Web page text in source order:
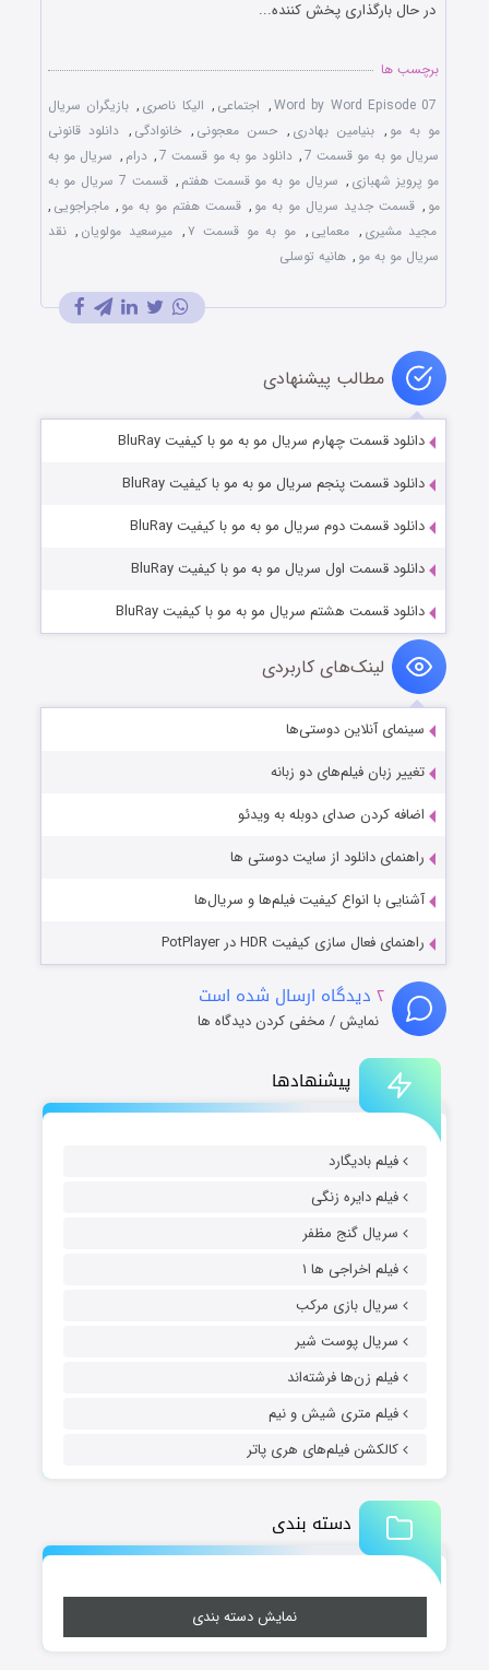
پیشنهادها
فیلم بادیگارد
فیلم دایره زنگی
سریال گنج مظفر
فیلم اخراجی ها ۱
سریال بازی مرکب
سریال پوست شیر
فیلم زن‌ها فرشته‌اند
فیلم متری شیش و نیم
کالکشن فیلم‌های هری پاتر
دسته بندی
نمایش دسته بندی
در حال بارگذاری پخش کننده...
برچسب ها
Word by Word Episode 07
, اجتماعی , الیکا ناصری , بازیگران سریال
مو به مو , بنیامین بهادری , حسن معجونی , خانوادگی , دانلود قانونی
سریال مو به مو قسمت 7
, دانلود مو به مو قسمت 7 , درام , سریال مو به
مو پرویز شهبازی , سریال مو به مو قسمت هفتم ,
قسمت 7 سریال مو به
مو , قسمت جدید سریال مو به مو , قسمت هفتم مو به مو , ماجراجویی ,
مجید مشیری , معمایی , مو به مو قسمت ۷ , میرسعید مولویان , نقد
سریال مو به مو , هانیه توسلی
مطالب پیشنهادی
دانلود قسمت چهارم سریال مو به مو با کیفیت BluRay
دانلود قسمت پنجم سریال مو به مو با کیفیت BluRay
دانلود قسمت دوم سریال مو به مو با کیفیت BluRay
دانلود قسمت اول سریال مو به مو با کیفیت BluRay
دانلود قسمت هشتم سریال مو به مو با کیفیت BluRay
لینک‌های کاربردی
سینمای آنلاین دوستی‌ها
تغییر زبان فیلم‌های دو زبانه
اضافه کردن صدای دوبله به ویدئو
راهنمای دانلود از سایت دوستی ها
آشنایی با انواع کیفیت فیلم‌ها و سریال‌ها
راهنمای فعال سازی کیفیت HDR در PotPlayer
۲ دیدگاه ارسال شده است
نمایش / مخفی کردن دیدگاه ها